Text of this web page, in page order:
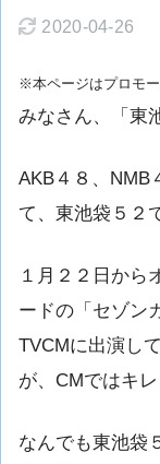
2020-04-26
※本ページはプロモ
みなさん、「 東
AKB４８、NMB
て、 東池袋５２
１月２２日から
ードの「セゾン
TVCMに出演し
が、CMではキ
なんでも東池袋